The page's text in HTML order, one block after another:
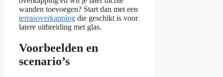
wanden toevoegen? Start dan met een
terrasoverkapping die geschikt is voor
latere uitbreiding met glas.
Voorbeelden en
scenario’s